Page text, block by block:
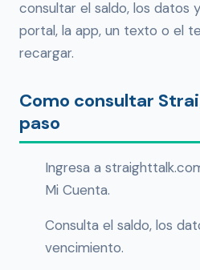
consultar el saldo, los datos
portal, la app, un texto o el
recargar.
Como consultar
paso
Ingresa a
Mi Cuenta.
Consulta el saldo, los
vencimiento.